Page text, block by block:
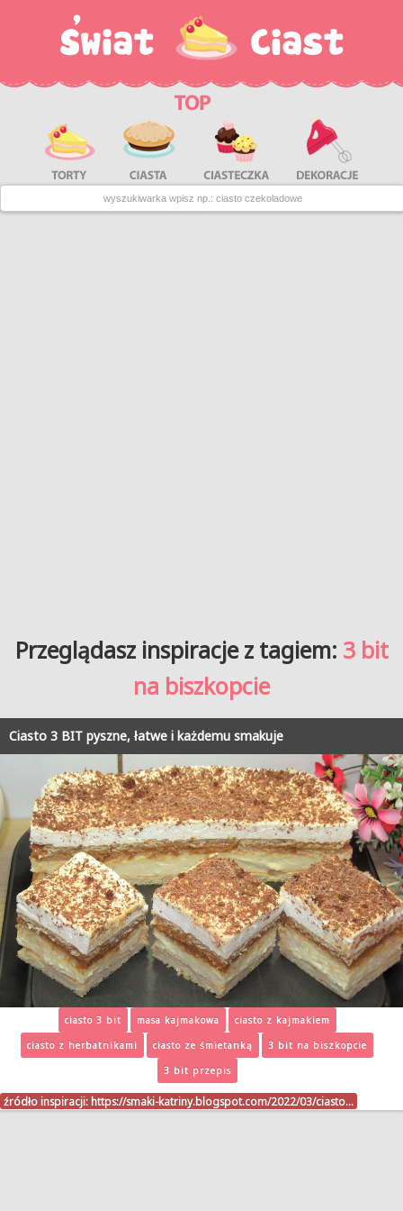
Przeglądasz inspiracje z tagiem: 3 bit
na biszkopcie
Ciasto 3 BIT pyszne, łatwe i każdemu smakuje
ciasto 3 bit masa kajmakowa
ciasto z kajmakiem
ciasto z herbatnikami
ciasto ze śmietanką
3 bit na biszkopcie
3 bit przepis
źródło inspiracji: https://smaki-katriny.blogspot.com/2022/03/ciasto…